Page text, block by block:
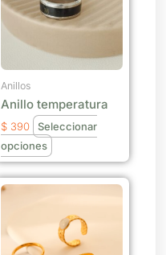
Anillos
Anillo temperatura
$ 390
Seleccionar
opciones
múltiples
variantes.
pueden
elegir
la
página
producto